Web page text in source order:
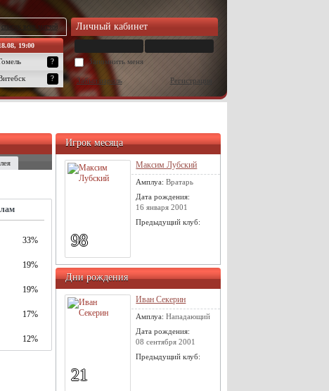
список всех матчей
19:00
?
?
Личный кабинет
Запомнить меня
Забыл пароль Регистрация
33%
19%
19%
17%
12%
Игрок месяца
98
Максим Лубский
Амплуа:Вратарь
Дата рождения:
16 января 2001
Предыдущий клуб:
Дни рождения
21
Иван Секерин
Амплуа:Нападающий
Дата рождения:
08 сентября 2001
Предыдущий клуб: